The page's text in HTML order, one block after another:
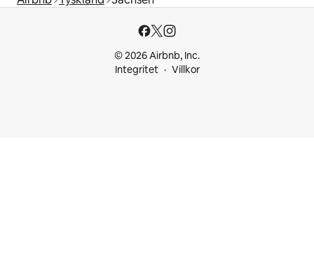
© 2026 Airbnb, Inc.
Integritet
Villkor